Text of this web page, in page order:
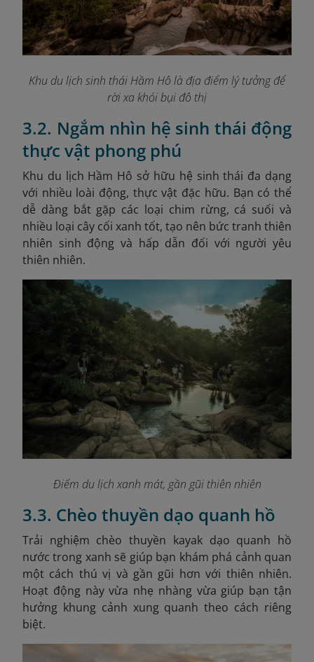
Khu du lịch sinh thái Hầm Hô là địa điểm lý tưởng để
rời xa khói bụi đô thị
3.2. Ngắm nhìn hệ sinh thái động
thực vật phong phú
Khu du lịch Hầm Hô sở hữu hệ sinh thái đa dạng
với nhiều loài động, thực vật đặc hữu. Bạn có thể
dễ dàng bắt gặp các loại chim rừng, cá suối và
nhiều loại cây cối xanh tốt, tạo nên bức tranh thiên
nhiên sinh động và hấp dẫn đối với người yêu
thiên nhiên.
Điểm du lịch xanh mát, gần gũi thiên nhiên
3.3. Chèo thuyền dạo quanh hồ
Trải nghiệm chèo thuyền kayak dạo quanh hồ
nước trong xanh sẽ giúp bạn khám phá cảnh quan
một cách thú vị và gần gũi hơn với thiên nhiên.
Hoạt động này vừa nhẹ nhàng vừa giúp bạn tận
hưởng khung cảnh xung quanh theo cách riêng
biệt.